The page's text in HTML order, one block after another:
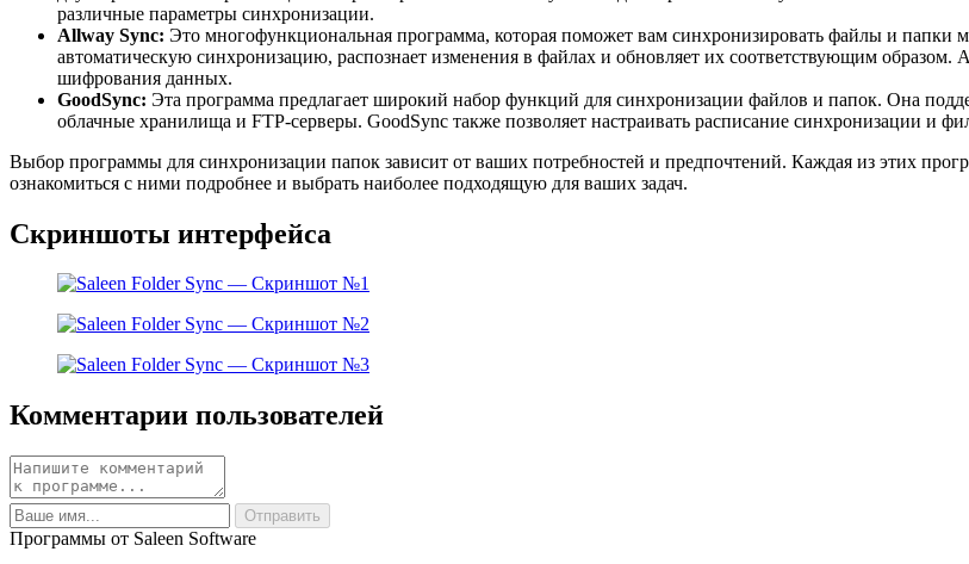
различные параметры синхронизации.
Allway Sync: Это многофункциональная программа, которая поможет вам синхронизировать файлы и
автоматическую синхронизацию, распознает изменения в файлах и обновляет их соответствующим
шифрования данных.
GoodSync: Эта программа предлагает широкий набор функций для синхронизации файлов и папок. Она
облачные хранилища и FTP-серверы. GoodSync также позволяет настраивать расписание синхронизации и
Выбор программы для синхронизации папок зависит от ваших потребностей и предпочтений. Каждая из этих
ознакомиться с ними подробнее и выбрать наиболее подходящую для ваших задач.
Скриншоты интерфейса
Комментарии пользователей
Программы от Saleen Software